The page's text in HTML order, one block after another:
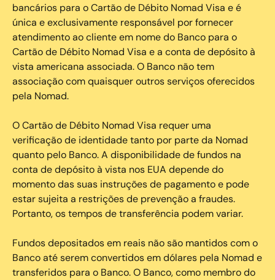
bancários para o Cartão de Débito Nomad Visa e é
única e exclusivamente responsável por fornecer
atendimento ao cliente em nome do Banco para o
Cartão de Débito Nomad Visa e a conta de depósito à
vista americana associada. O Banco não tem
associação com quaisquer outros serviços oferecidos
pela Nomad.
O Cartão de Débito Nomad Visa requer uma
verificação de identidade tanto por parte da Nomad
quanto pelo Banco. A disponibilidade de fundos na
conta de depósito à vista nos EUA depende do
momento das suas instruções de pagamento e pode
estar sujeita a restrições de prevenção a fraudes.
Portanto, os tempos de transferência podem variar.
Fundos depositados em reais não são mantidos com o
Banco até serem convertidos em dólares pela Nomad e
transferidos para o Banco. O Banco, como membro do